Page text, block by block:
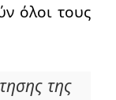
όλοι τους
της